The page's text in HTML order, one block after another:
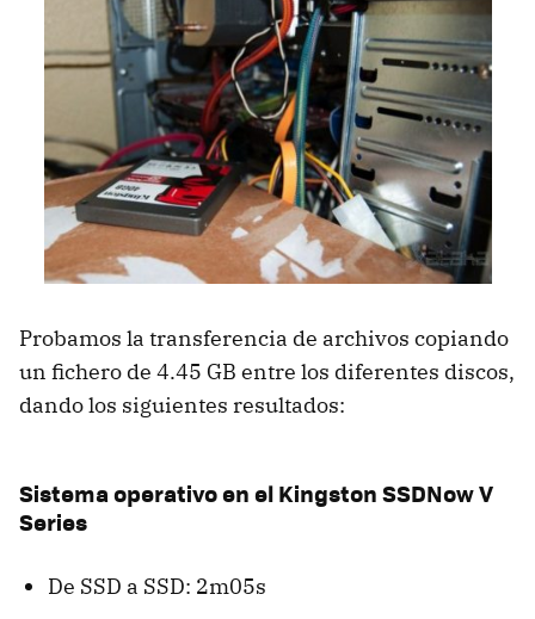
Probamos la transferencia de archivos copiando
un fichero de 4.45 GB entre los diferentes discos,
dando los siguientes resultados:
Sistema operativo en el Kingston SSDNow V
Series
De SSD a SSD: 2m05s